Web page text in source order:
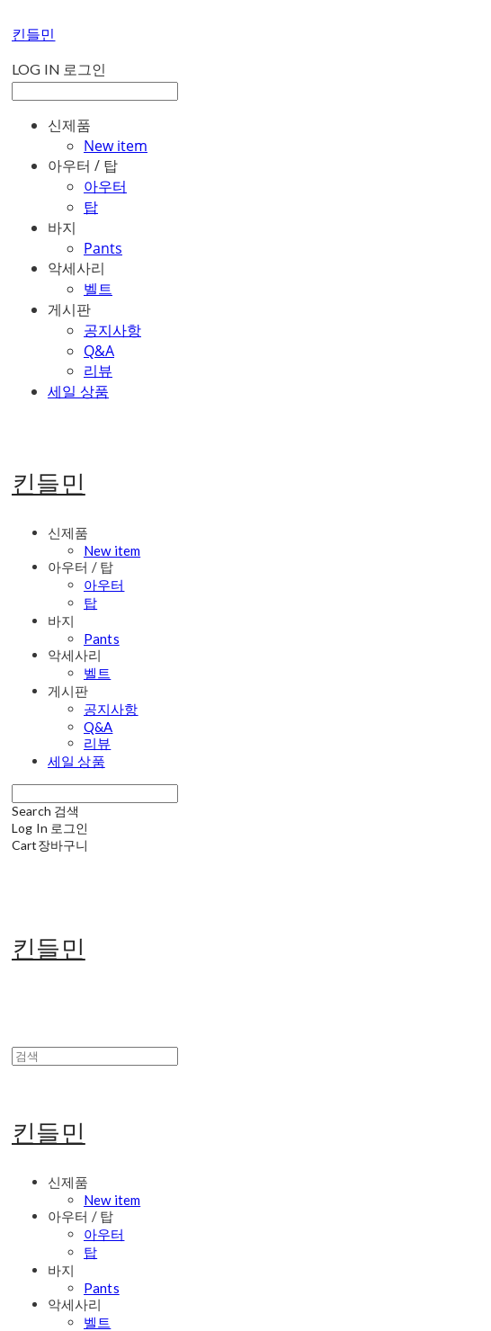
킨들민
LOG IN 로그인
신제품
New item
아우터 / 탑
아우터
탑
바지
Pants
악세사리
벨트
게시판
공지사항
Q&A
리뷰
세일 상품
킨들민
신제품
New item
아우터 / 탑
아우터
탑
바지
Pants
악세사리
벨트
게시판
공지사항
Q&A
리뷰
세일 상품
Search 검색
Log In 로그인
Cart장바구니
킨들민
킨들민
신제품
New item
아우터 / 탑
아우터
탑
바지
Pants
악세사리
벨트